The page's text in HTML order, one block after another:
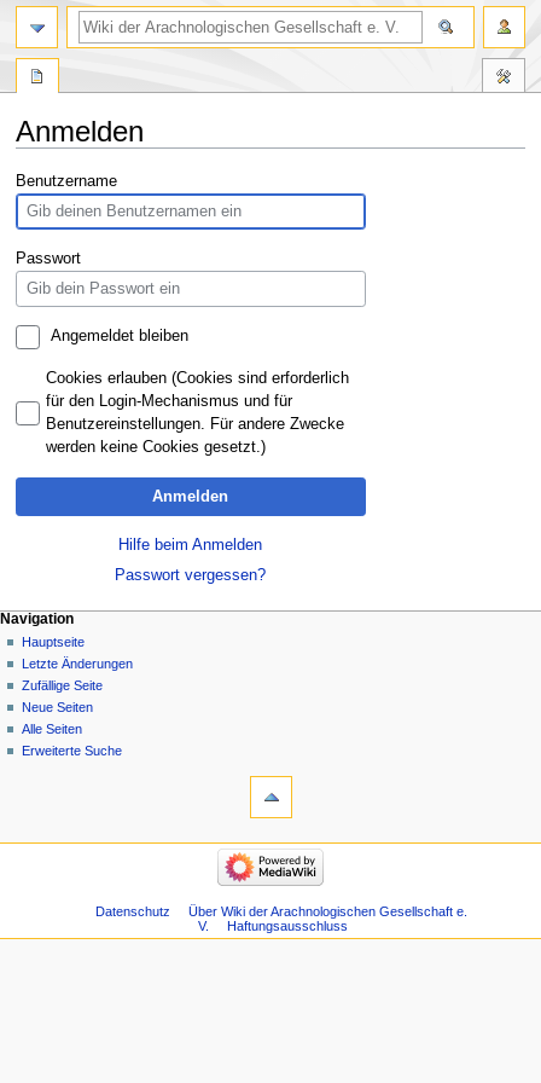
Anmelden
Zur
Navigation
springen
Zur
Suche
springen
Benutzername
Passwort
Angemeldet bleiben
Cookies erlauben (Cookies sind erforderlich
für den Login-Mechanismus und für
Benutzereinstellungen. Für andere Zwecke
werden keine Cookies gesetzt.)
Anmelden
Hilfe beim Anmelden
Passwort vergessen?
Navigation
Hauptseite
Letzte Änderungen
Zufällige Seite
Neue Seiten
Alle Seiten
Erweiterte Suche
Datenschutz
Über Wiki der Arachnologischen Gesellschaft e.
V.
Haftungsausschluss